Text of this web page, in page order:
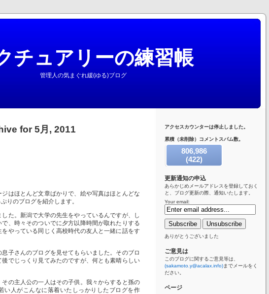
チュアリーの練習帳
管理人の気まぐれ緩(ゆる)ブログ
for 5月, 2011
はほとんど文章ばかりで、絵や写真はほとんどな
りのブログを紹介します。
た。新潟で大学の先生をやっているんですが、し
、時々そのついでに夕方以降時間が取れたりする
やっている同じく高校時代の友人と一緒に話をす
子さんのブログを見せてもらいました。そのブロ
でじっくり見てみたのですが、何とも素晴らしい
の主人公の一人はその子供。我々からすると孫の
い人がこんなに落着いたしっかりしたブログを作
アクセスカウンターは停止しました。
累積（未削除）コメントスパム数。
806,986
(422)
コメントスパム
更新通知の申込
あらかじめメールアドレスを登録しておく
と、ブログ更新の際、通知いたします。
Your email:
ありがとうございました
ご意見は
このブログに関するご意見等は、
(sakamoto.y@acalax.info)までメールをく
ださい。
ページ